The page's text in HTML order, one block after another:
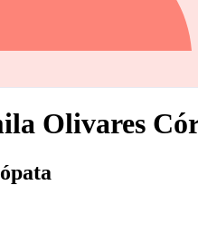
Olivares